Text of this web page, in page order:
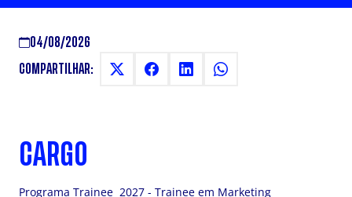
04/08/2026
COMPARTILHAR:
CARGO
Programa Trainee 2027 - Trainee em Marketing